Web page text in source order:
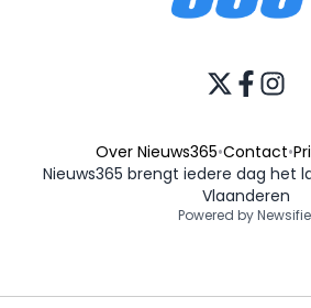
Over Nieuws365•Contact•
Nieuws365 brengt iedere dag het
Vlaanderen
Powered by